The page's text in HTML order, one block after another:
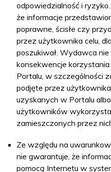
odpowiedzialność i
że informacje
poprawne, ścisłe czy
przez użytkownika celu,
poszukiwał. Wydawca
konsekwencje
Portalu, w szczególności
podjęte przez
uzyskanych w Portalu
użytkowników
zamieszczonych przez
Ze względu na
nie gwarantuje, że
pomocą Internetu w